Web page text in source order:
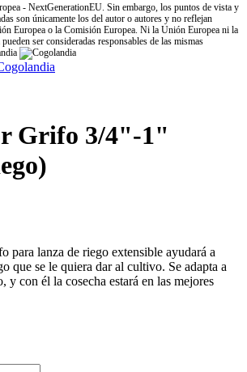
- NextGenerationEU. Sin embargo, los puntos de vista y
son únicamente los del autor o autores y no reflejan
Europea o la Comisión Europea. Ni la Unión Europea ni la
ser consideradas responsables de las mismas
Grifo 3/4"-1"
para lanza de riego extensible ayudará a
que se le quiera dar al cultivo. Se adapta a
y con él la cosecha estará en las mejores